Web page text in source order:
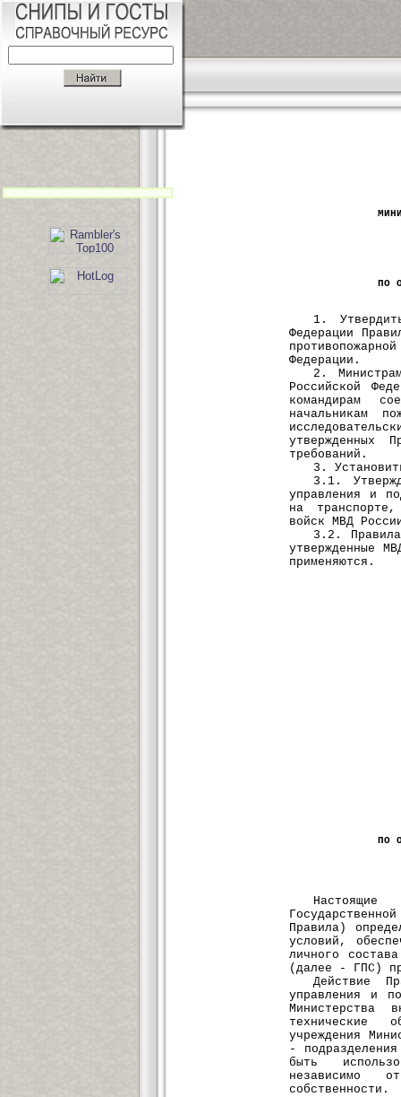
ПО
1.
Федерации
Федерации.
2.
Российской
командирам
начальникам
утвержденных
требований.
3.
3.1.
управления и
на
войск МВД
3.2.
утвержденные
применяются.
ПО
Правила)
условий,
личного
(далее - ГПС)
Действие
управления и
Министерства
технические
учреждения
-
быть
независимо
собственности.